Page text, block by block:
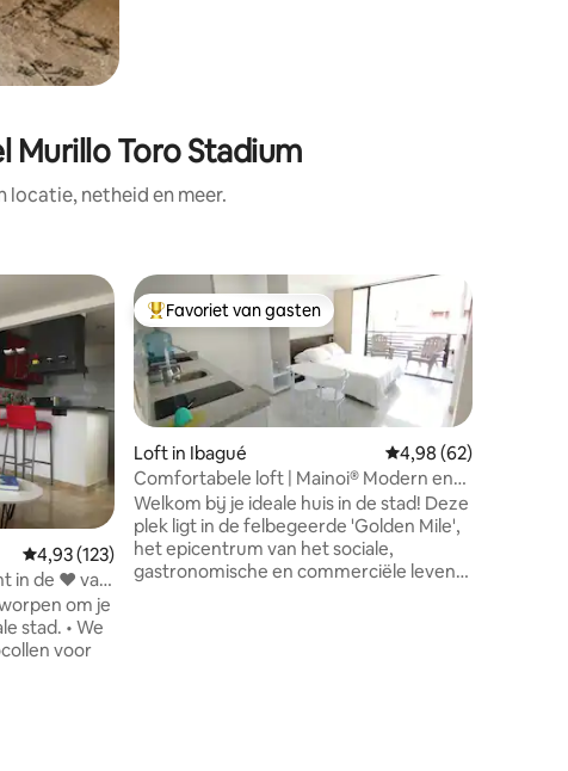
Murillo Toro Stadium
locatie, netheid en meer.
recensies
Gemiddelde beoordeling van 4,93 op 5, 123 recensies
4,93 (123)
in de ❤ van
om je
• We
voor
Topfavoriet van gasten
Favoriet van gasten
Loft in Ibagué Gemiddelde
4,98 (62)
Comfortabele loft | Mainoi® Modern en
exclusief
Welkom bij je ideale huis in de stad! Deze
plek ligt in de felbegeerde 'Golden Mile',
het epicentrum van het sociale,
gastronomische en commerciële leven